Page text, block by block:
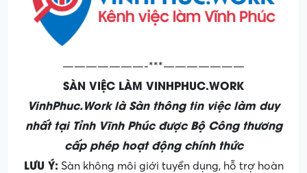
———————-***———————
SÀN VIỆC LÀM VINHPHUC.WORK
VinhPhuc.Work là Sàn thông tin việc làm duy
nhất tại Tỉnh Vĩnh Phúc được Bộ Công thương
cấp phép hoạt động chính thức
LƯU Ý: Sàn không môi giới tuyển dụng, hỗ trợ hoàn